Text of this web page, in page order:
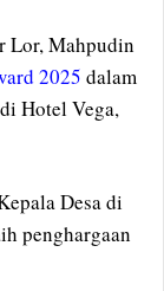
Lor, Mahpudin
2025 dalam
Hotel Vega,
Desa di
penghargaan